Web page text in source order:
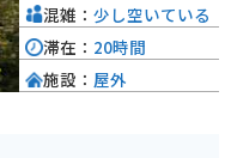
山、笠山からもってきたと言
混雑： 少し空いている
滞在： 20時間
施設： 屋外